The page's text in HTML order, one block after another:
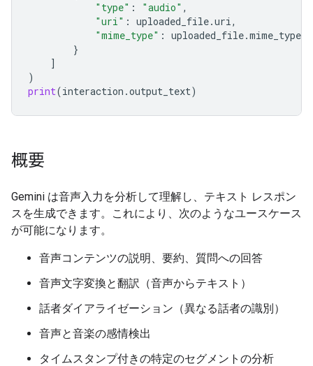
"type" : "audio" ,
"uri" : uploaded_file.uri,
"mime_type" : uploaded_file.mime_type
}
]
)
print(interaction .output_text)
概要
Gemini は音声入力を分析して理解し、テキスト レスポン
スを生成できます。これにより、次のようなユースケース
が可能になります。
音声コンテンツの説明、要約、質問への回答
音声文字変換と翻訳（音声からテキスト）
話者ダイアライゼーション（異なる話者の識別）
音声と音楽の感情検出
タイムスタンプ付きの特定のセグメントの分析